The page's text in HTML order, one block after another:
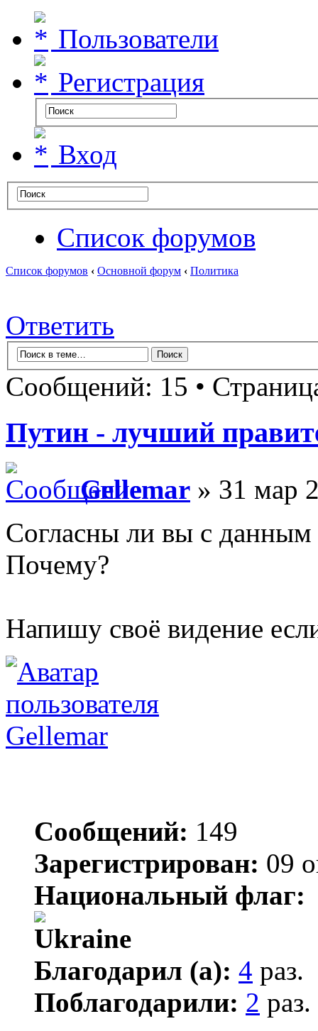
Пользователи
Регистрация
Вход
Список форумов
Список форумов ‹ Основной форум ‹ Политика
Ответить
Сообщений: 15 •
Путин - лучший
Gellemar » 31 мар
Согласны ли вы с
Почему?
Напишу своё видение
Gellemar
Сообщений: 149
Зарегистрирован: 09
Национальный флаг:
Благодарил (а): 4 раз.
Поблагодарили: 2 раз.